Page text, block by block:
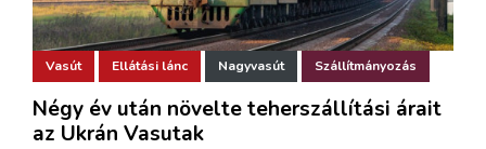
Vasút Ellátási lánc Nagyvasút Szállítmányozás
Négy év után növelte teherszállítási árait
az Ukrán Vasutak